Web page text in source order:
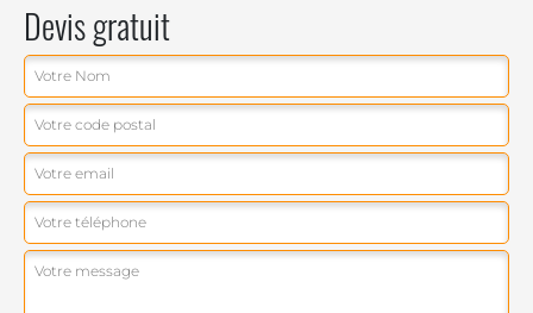
Devis gratuit